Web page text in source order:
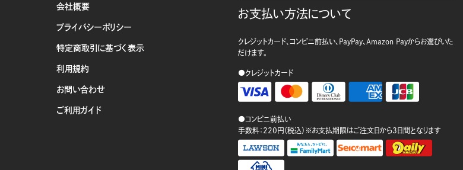
会社概要
プライバシーポリシー
特定商取引に基づく表示
利用規約
お問い合わせ
ご利用ガイド
お支払い方法について
クレジットカード、コンビニ前払い、PayPay、Amazon Payからお選びいた
だけます。
●クレジットカード
●コンビニ前払い
手数料：220円（税込）※お支払期限はご注文日から3日間となります